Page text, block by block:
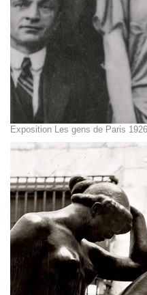
Exposition Les gens de Paris